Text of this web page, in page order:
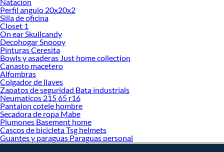
Perfil angulo 20x20x2
Silla de oficina
Closet 1
On ear Skullcandy
Decohogar Snoopy
Pinturas Ceresita
Bowls y asaderas Just home collection
Canasto macetero
Alfombras
Colgador de llaves
Zapatos de seguridad Bata industrials
Neumaticos 215 65 r16
Pantalon cotele hombre
Secadora de ropa Mabe
Plumones Basement home
Cascos de bicicleta Tsg helmets
Guantes y paraguas Paraguas personal